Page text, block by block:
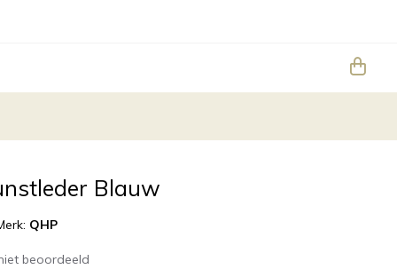
Blauw
QHP
beoordeeld